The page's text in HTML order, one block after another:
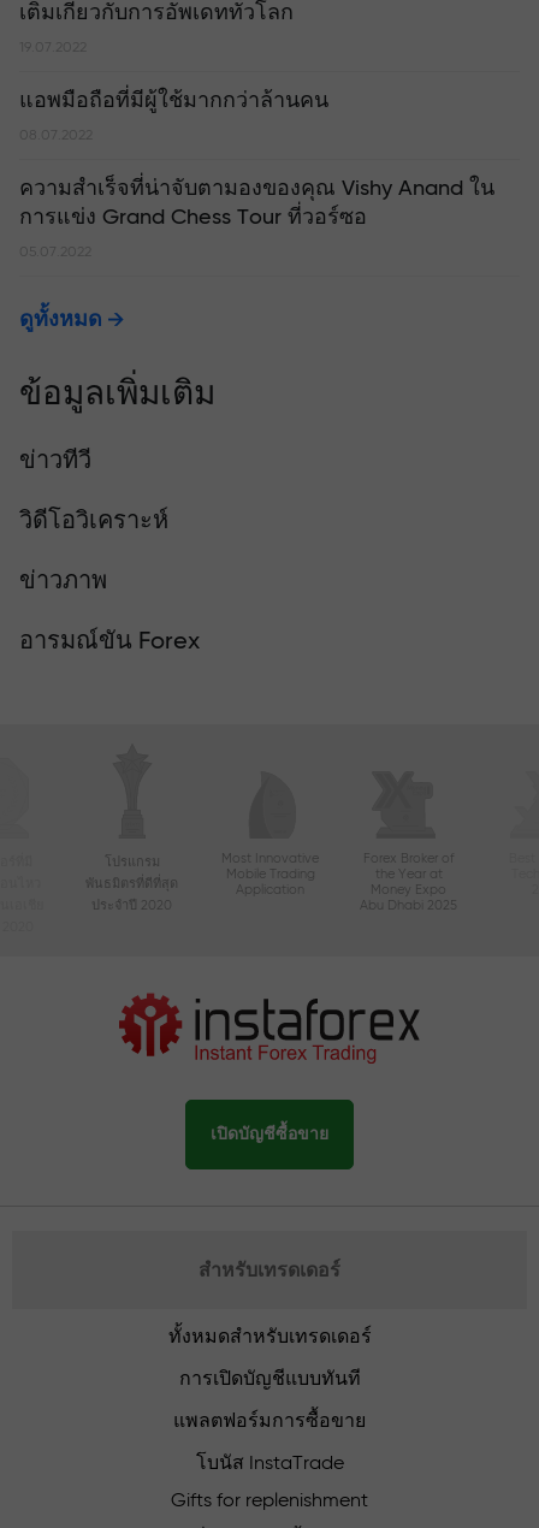
เติมเกี่ยวกับการอัพเดททั่วโลก
19.07.2022
แอพมือถือที่มีผู้ใช้มากกว่าล้านคน
08.07.2022
ความสำเร็จที่น่าจับตามองของคุณ Vishy Anand ใน
การแข่ง Grand Chess Tour ที่วอร์ซอ
ดูทั้งหมด
ข้อมูลเพิ่มเติม
ข่าวทีวี
วิดีโอวิเคราะห์
ข่าวภาพ
อารมณ์ขัน Forex
โปรแกรม
พันธมิตรที่ดีที่สุด
ประจำปี 2020
Most Innovative
Mobile Trading
Application
Forex Broker of
the Year at
Money Expo
Abu Dhabi 2025
เปิดบัญชีซื้อขาย
สำหรับเทรดเดอร์
ทั้งหมดสำหรับเทรดเดอร์
การเปิดบัญชีแบบทันที
แพลตฟอร์มการซื้อขาย
โบนัส InstaTrade
Gifts for replenishment